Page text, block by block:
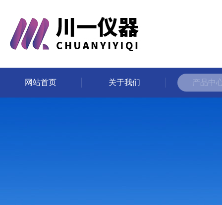
网站首页 关于我们 产品中